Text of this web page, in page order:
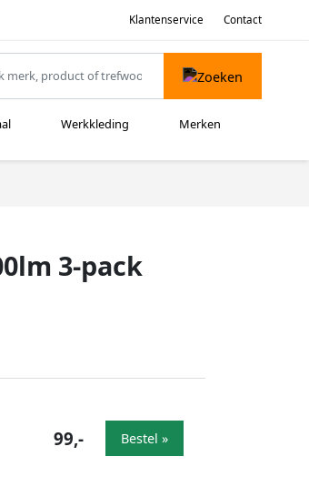
Klantenservice Contact
Werkkleding Merken
3-pack
99,- Bestel »